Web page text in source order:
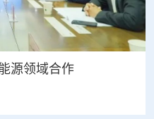
源领域合作